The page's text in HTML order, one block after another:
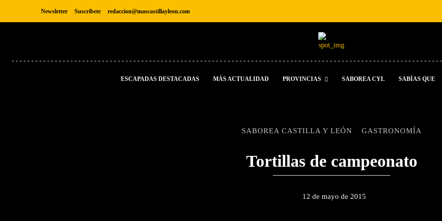
Newsletter Suscríbete redaccion@mascastillayleon.com
ESCAPADAS DESTACADAS MÁS ACTUALIDAD PROVINCIAS SABOREA CYL SABÍAS QUE
SABOREA CASTILLA Y LEÓN GASTRONOMÍA
Tortillas de campeonato
12 de mayo de 2015